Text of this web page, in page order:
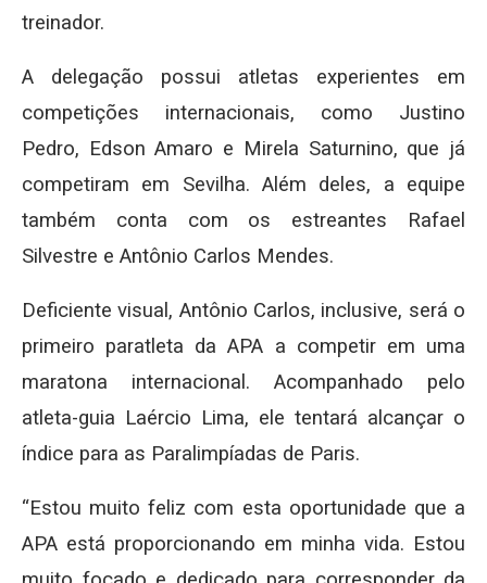
treinador.
A delegação possui atletas experientes em
competições internacionais, como Justino
Pedro, Edson Amaro e Mirela Saturnino, que já
competiram em Sevilha. Além deles, a equipe
também conta com os estreantes Rafael
Silvestre e Antônio Carlos Mendes.
Deficiente visual, Antônio Carlos, inclusive, será o
primeiro paratleta da APA a competir em uma
maratona internacional. Acompanhado pelo
atleta-guia Laércio Lima, ele tentará alcançar o
índice para as Paralimpíadas de Paris.
“Estou muito feliz com esta oportunidade que a
APA está proporcionando em minha vida. Estou